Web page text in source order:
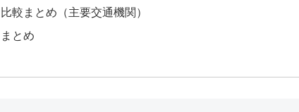
比較まとめ（主要交通機関）
まとめ